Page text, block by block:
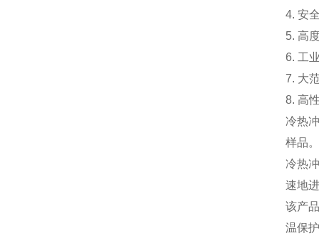
4. 安
5. 高
6. 工
7. 大
8. 高
冷热
样品。
冷热
速地
该产
温保